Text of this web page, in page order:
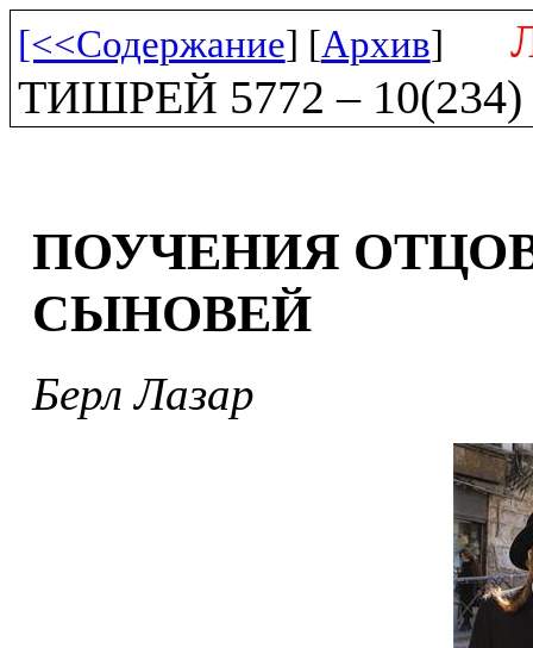
[<<Содержание] [Архив]
ТИШРЕЙ 5772 – 10(234)
ПОУЧЕНИЯ
СЫНОВЕЙ
Берл Лазар